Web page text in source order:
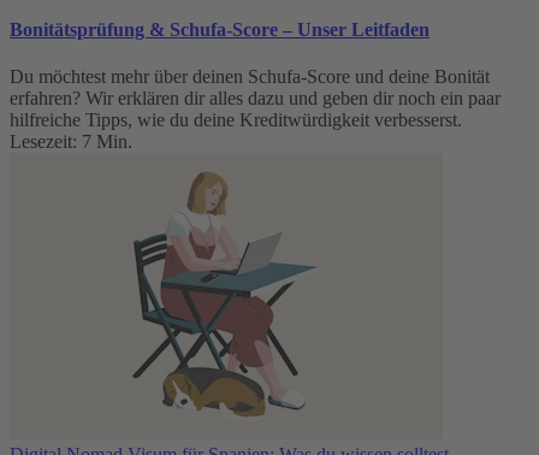
Bonitätsprüfung & Schufa-Score – Unser Leitfaden
Du möchtest mehr über deinen Schufa-Score und deine Bonität
erfahren? Wir erklären dir alles dazu und geben dir noch ein paar
hilfreiche Tipps, wie du deine Kreditwürdigkeit verbesserst.
Lesezeit: 7 Min.